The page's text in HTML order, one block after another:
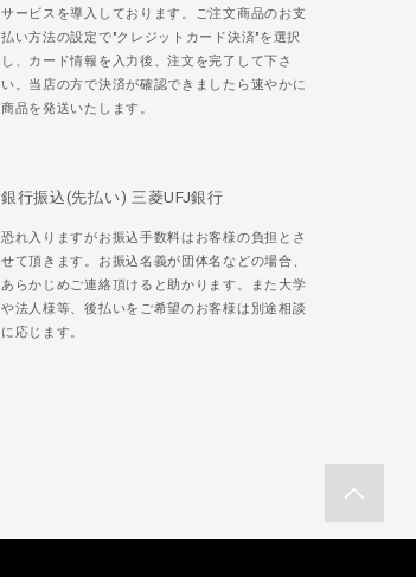
サービスを導入しております。ご注文商品のお支
払い方法の設定で"クレジットカード決済"を選択
し、カード情報を入力後、注文を完了して下さ
い。当店の方で決済が確認できましたら速やかに
商品を発送いたします。
銀行振込(先払い) 三菱UFJ銀行
恐れ入りますがお振込手数料はお客様の負担とさ
せて頂きます。お振込名義が団体名などの場合、
あらかじめご連絡頂けると助かります。また大学
や法人様等、後払いをご希望のお客様は別途相談
に応じます。